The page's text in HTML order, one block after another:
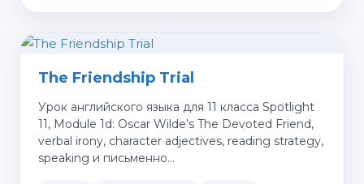
The Friendship Trial
Урок английского языка для 11 класса Spotlight
11, Module 1d: Oscar Wilde’s The Devoted Friend,
verbal irony, character adjectives, reading strategy,
speaking и письменно…